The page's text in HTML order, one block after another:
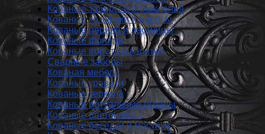
Кованые заборы и ог­ражде­ния
Кованые козырьки и навесы
Кованые перила и лестницы
Кованые фонари
Кованые ворота и калитки
Сварные заборы
Кованая мебель
Кованые кровати
Кованые зеркала
Кованые ритуальные ограды
Кованые цветочницы
Кованые беседки и мостики